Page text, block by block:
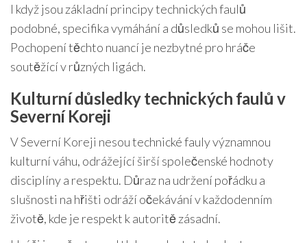
I když jsou základní principy technických faulů
podobné, specifika vymáhání a důsledků se mohou lišit.
Pochopení těchto nuancí je nezbytné pro hráče
soutěžící v různých ligách.
Kulturní důsledky technických faulů v
Severní Koreji
V Severní Koreji nesou technické fauly významnou
kulturní váhu, odrážející širší společenské hodnoty
disciplíny a respektu. Důraz na udržení pořádku a
slušnosti na hřišti odráží očekávání v každodenním
životě, kde je respekt k autoritě zásadní.